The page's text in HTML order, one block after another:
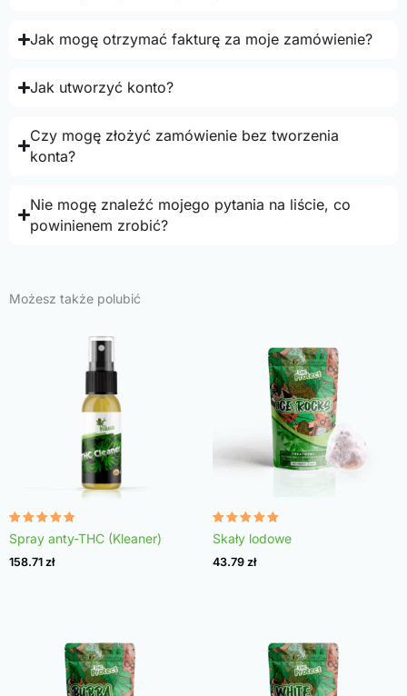
Jak mogę otrzymać fakturę za moje zamówienie?
Jak utworzyć konto?
Czy mogę złożyć zamówienie bez tworzenia
konta?
Nie mogę znaleźć mojego pytania na liście, co
powinienem zrobić?
Możesz także polubić
Oceniono
4.75
na 5
Spray anty-THC (Kleaner)
158.71 zł
Oceniono
4.98
na 5
Skały lodowe
43.79 zł